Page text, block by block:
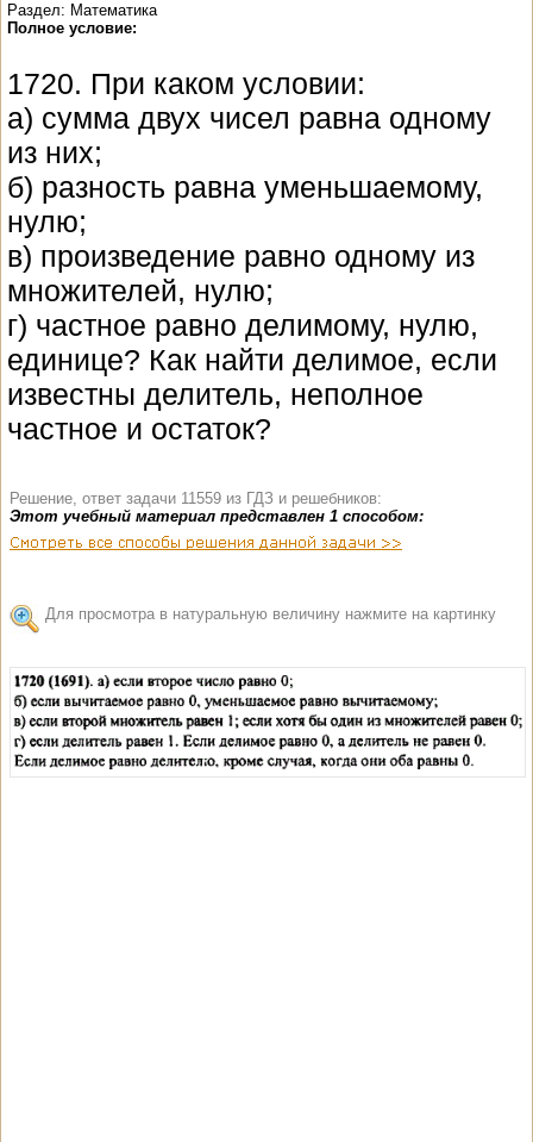
Раздел: Математика
Полное условие:
1720. При каком условии:
а) сумма двух чисел равна одному
из них;
б) разность равна уменьшаемому,
нулю;
в) произведение равно одному из
множителей, нулю;
г) частное равно делимому, нулю,
единице? Как найти делимое, если
известны делитель, неполное
частное и остаток?
Решение, ответ задачи 11559 из ГДЗ и решебников:
Этот учебный материал представлен 1 способом:
Для просмотра в натуральную величину нажмите на картинку